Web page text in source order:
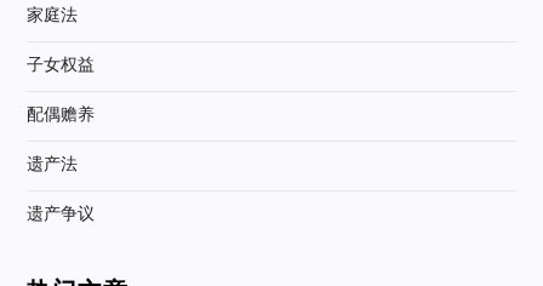
家庭法
子女权益
配偶赡养
遗产法
遗产争议